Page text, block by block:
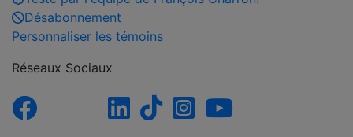
Désabonnement
Personnaliser les témoins
Réseaux Sociaux